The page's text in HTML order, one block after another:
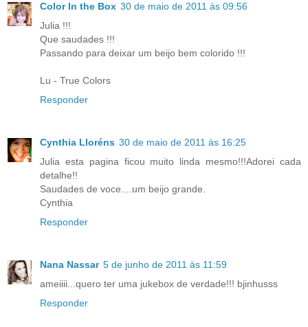
Color In the Box 30 de maio de 2011 às 09:56
Julia !!!
Que saudades !!!
Passando para deixar um beijo bem colorido !!!
Lu - True Colors
Responder
Cynthia Lloréns 30 de maio de 2011 às 16:25
Julia esta pagina ficou muito linda mesmo!!!Adorei cada
detalhe!!
Saudades de voce....um beijo grande.
Cynthia
Responder
Nana Nassar 5 de junho de 2011 às 11:59
ameiiii...quero ter uma jukebox de verdade!!! bjinhusss
Responder